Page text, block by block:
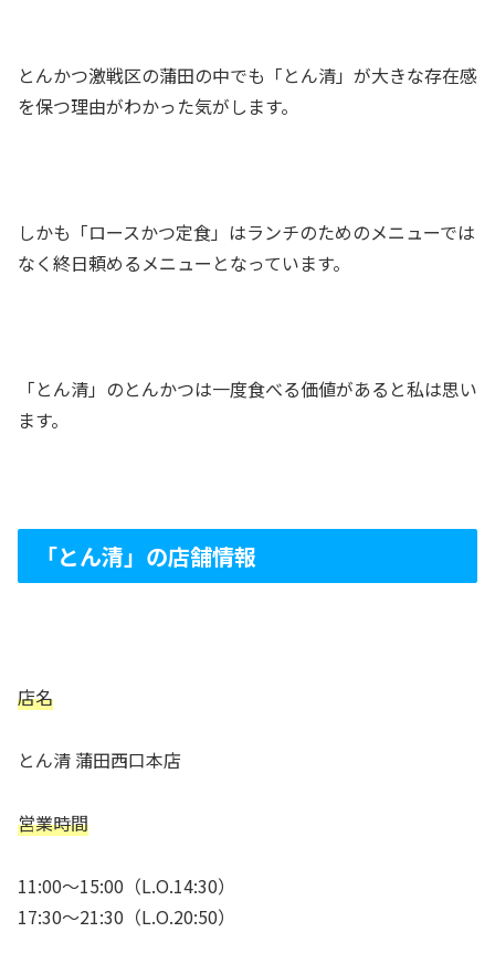
とんかつ激戦区の蒲田の中でも「とん清」が大きな存在感
を保つ理由がわかった気がします。
しかも「ロースかつ定食」はランチのためのメニューでは
なく終日頼めるメニューとなっています。
「とん清」のとんかつは一度食べる価値があると私は思い
ます。
「とん清」の店舗情報
店名
とん清 蒲田西口本店
営業時間
11:00～15:00（L.O.14:30）
17:30～21:30（L.O.20:50）